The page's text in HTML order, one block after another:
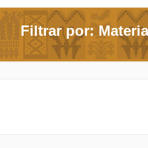
Filtrar por: Materia